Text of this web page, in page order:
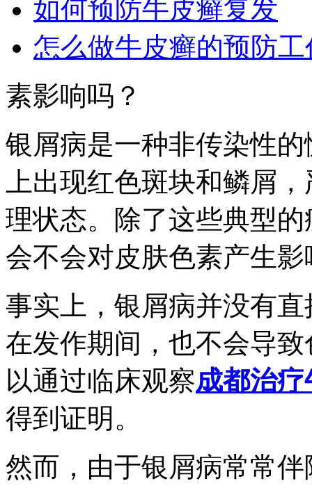
如何预防牛皮癣复发
怎么做牛皮癣的预防工
素影响吗？
银屑病是一种非传染性
上出现红色斑块和鳞屑
理状态。除了这些典型
会不会对皮肤色素产生影
事实上，银屑病并没有
在发作期间，也不会导
以通过临床观察成都治
得到证明。
然而，由于银屑病常常